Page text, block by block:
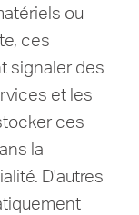
ou
ces
signaler des
et les
ces
la
D'autres